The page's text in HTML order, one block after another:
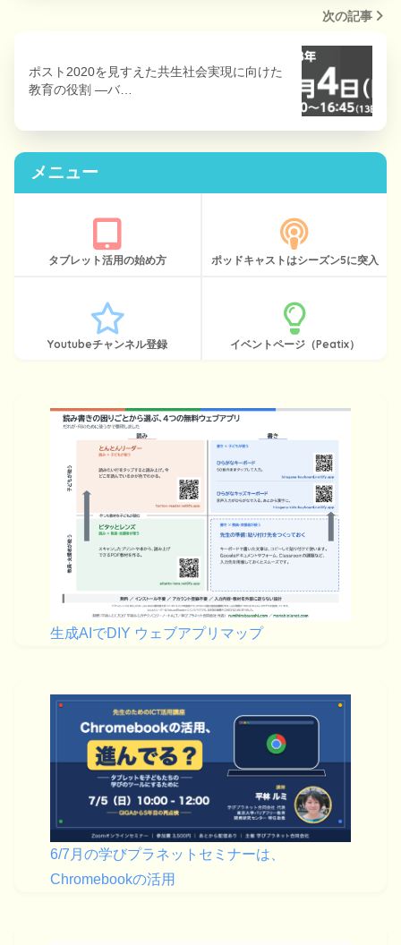
次の記事
ポスト2020を見すえた共生社会実現に向けた
教育の役割 ―バ…
メニュー
タブレット活用の始め方 ポッドキャストはシーズン5に突入
Youtubeチャンネル登録 イベントページ（Peatix）
生成AIでDIY ウェブアプリマップ
6/7月の学びプラネットセミナーは、
Chromebookの活用